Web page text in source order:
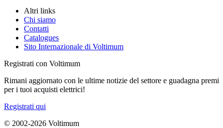
Altri links
Chi siamo
Contatti
Catalogues
Sito Internazionale di Voltimum
Registrati con Voltimum
Rimani aggiornato con le ultime notizie del settore e guadagna premi
per i tuoi acquisti elettrici!
Registrati qui
© 2002-2026 Voltimum